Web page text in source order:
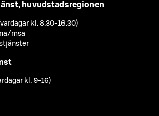
huvudstadsregionen
kl. 8.30-16.30)
msa
kl. 9-16)